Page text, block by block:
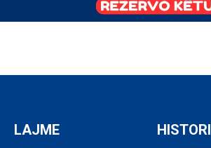
LAJME HISTORI